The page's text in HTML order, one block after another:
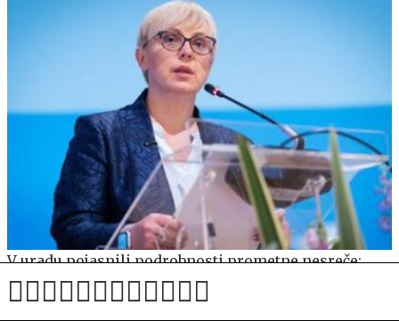
V uradu pojasnili podrobnosti prometne nesreče:
razkrili tudi imena sopotnic predsednice